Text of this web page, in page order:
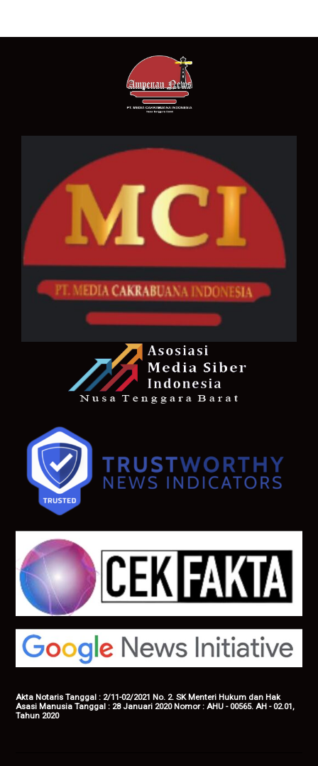
Akta Notaris Tanggal : 2/11-02/2021 No. 2. SK Menteri Hukum dan Hak
Asasi Manusia Tanggal : 28 Januari 2020 Nomor : AHU - 00565. AH - 02.01,
Tahun 2020